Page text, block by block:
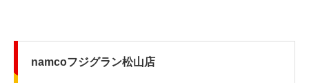
namcoフジグラン松山店